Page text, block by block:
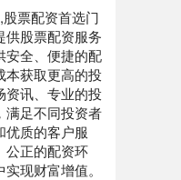
票配资首选门
供股票配资服务
安全、便捷的配
本获取更高的投
资讯、专业的投
满足不同投资者
优质的客户服
公正的配资环
现财富增值。